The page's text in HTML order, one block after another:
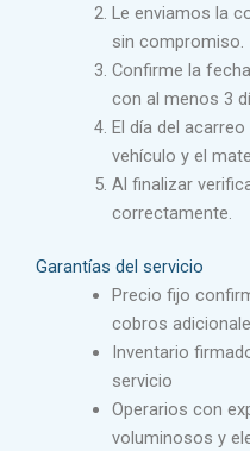
Le enviamos la
sin compromiso.
Confirme la
con al menos 3
El día del
vehículo y el
Al finalizar
correctamente.
Garantías del servicio
Precio fijo
cobros
Inventario
servicio
Operarios con
voluminosos y